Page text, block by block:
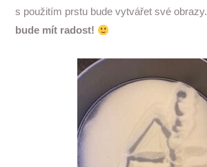
s použitím prstu bude vytvářet své obrazy.
bude mít radost!